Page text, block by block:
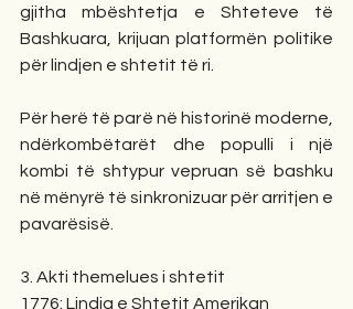
gjitha mbështetja e Shteteve të
Bashkuara, krijuan platformën politike
për lindjen e shtetit të ri.
Për herë të parë në historinë moderne,
ndërkombëtarët dhe populli i një
kombi të shtypur vepruan së bashku
në mënyrë të sinkronizuar për arritjen e
pavarësisë.
3. Akti themelues i shtetit
1776: Lindja e Shtetit Amerikan